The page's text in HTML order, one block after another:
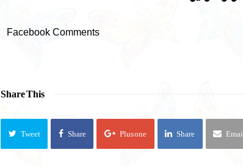
Facebook Comments
Share This
Tweet Share Plus one Share Email